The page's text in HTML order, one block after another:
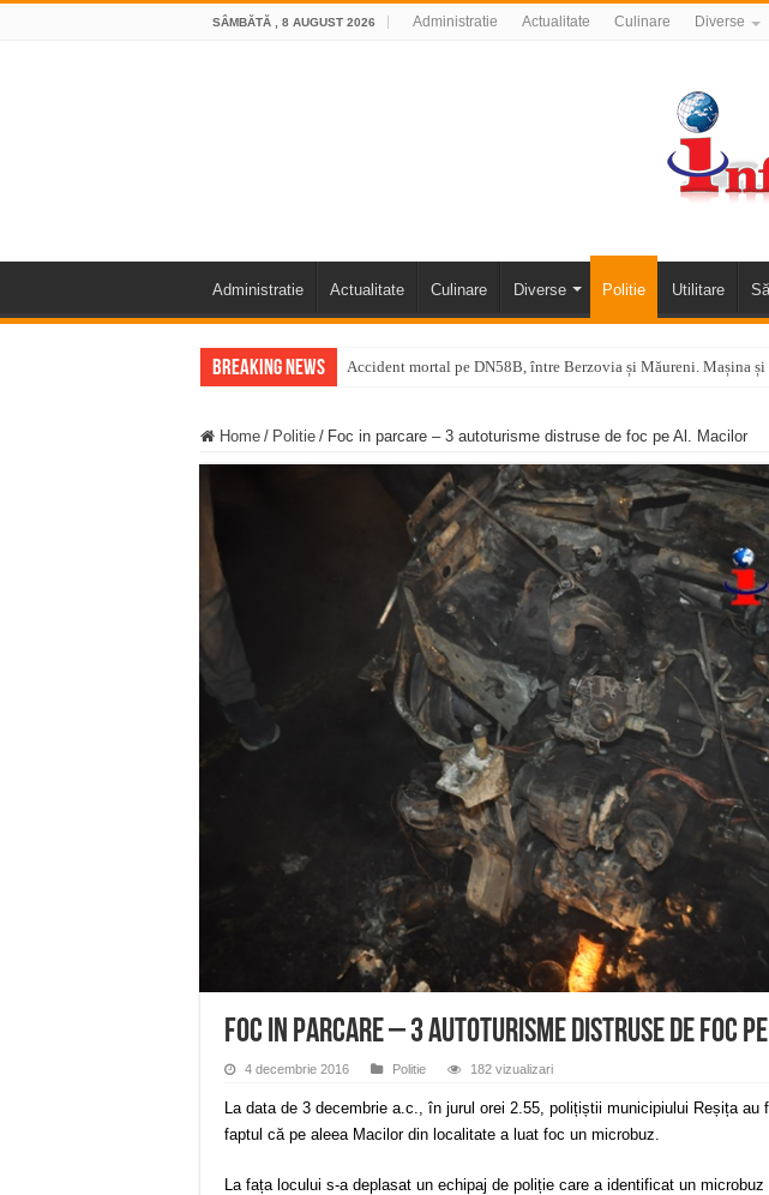
SÂMBĂTĂ , 8 AUGUST 2026 Administratie Actualitate Culinare Diverse
Administratie Actualitate Culinare Diverse Politie Utilitare
Breaking News Accident mortal pe DN58B, între Berzovia și Măureni. Mașina
Furtuna și vijelia au lovit Valea Almăjului și zona Oravița –
Întreruperi temporare ale furnizării apei potabile în Bocșa
ANUNŢ OPRIRE ANUNŢ OPRIRE APĂ în ORAVIȚA –
Anunț important – Închidere temporară Podul de Piatră din
Ștrandul Termal Ring din Oravița – locul unde natura a ascuns
Miresme de lavandă, mentă și flori de vară și râsete de copii la
ANUNȚ OPRIRE APĂ în Reșița – avarie – 04.08.2026 – str.
ANUNŢ OPRIRE APĂ în CARANSEBEȘ – 04.08.2026 – avarie
Home / Politie / Foc in parcare – 3 autoturisme distruse de foc pe Al. Macilor
Foc in parcare – 3 autoturisme distruse de foc
4 decembrie 2016 Politie 182 vizualizari
La data de 3 decembrie a.c., în jurul orei 2.55, polițiștii municipiului Reșița au
faptul că pe aleea Macilor din localitate a luat foc un microbuz.
La fața locului s-a deplasat un echipaj de poliție care a identificat un